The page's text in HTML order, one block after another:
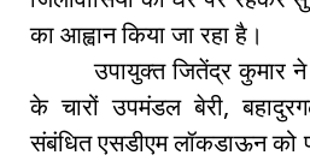
का आह्वान किया जा रहा है।
उपायुक्त जितेंद्र कुमार ने
के चारों उपमंडल बेरी,
संबंधित एसडीएम लॉकडाऊन को